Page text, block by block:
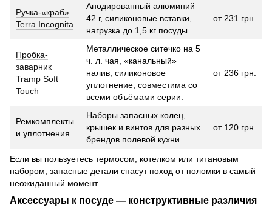
Ручка-«краб»
Terra Incognita
Анодированный алюминий
42 г, силиконовые вставки,
нагрузка до 1,5 кг посуды.
от 231 грн.
Пробка-
заварник
Tramp Soft
Touch
Металлическое ситечко на 5
ч. л. чая, «канальный»
налив, силиконовое
уплотнение, совместима со
всеми объёмами серии.
от 236 грн.
Ремкомплекты
и уплотнения
Наборы запасных колец,
крышек и винтов для разных
брендов полевой кухни.
от 120 грн.
Если вы пользуетесь термосом, котелком или титановым
набором, запасные детали спасут поход от поломки в самый
неожиданный момент.
Аксессуары к посуде — конструктивные различия